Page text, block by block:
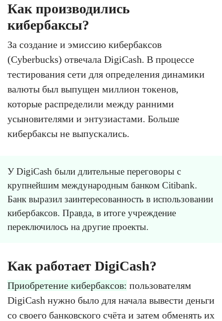
Как производились
кибербаксы?
За создание и эмиссию кибербаксов
(Cyberbucks) отвечала DigiCash. В процессе
тестирования сети для определения динамики
валюты был выпущен миллион токенов,
которые распределили между ранними
усыновителями и энтузиастами. Больше
кибербаксы не выпускались.
У DigiCash были длительные переговоры с
крупнейшим международным банком Citibank.
Банк выразил заинтересованность в использовании
кибербаксов. Правда, в итоге учреждение
переключилось на другие проекты.
Как работает DigiCash?
Приобретение кибербаксов: пользователям
DigiCash нужно было для начала вывести деньги
со своего банковского счёта и затем обменять их